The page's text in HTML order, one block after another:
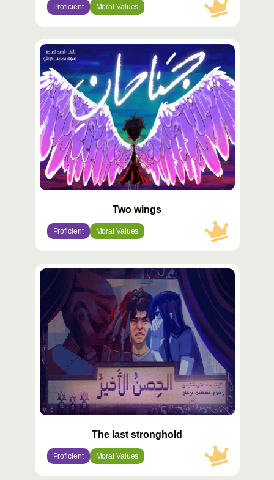
Proficient Moral Values
محتوى
مميّز
Two wings
Proficient Moral Values
محتوى
مميّز
The last stronghold
Proficient Moral Values